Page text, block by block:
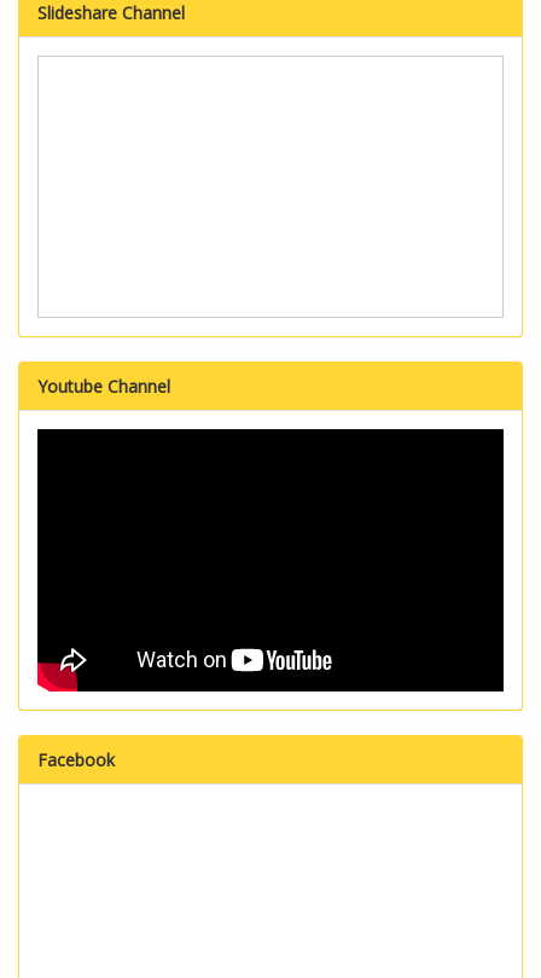
Slideshare Channel
Youtube Channel
Facebook